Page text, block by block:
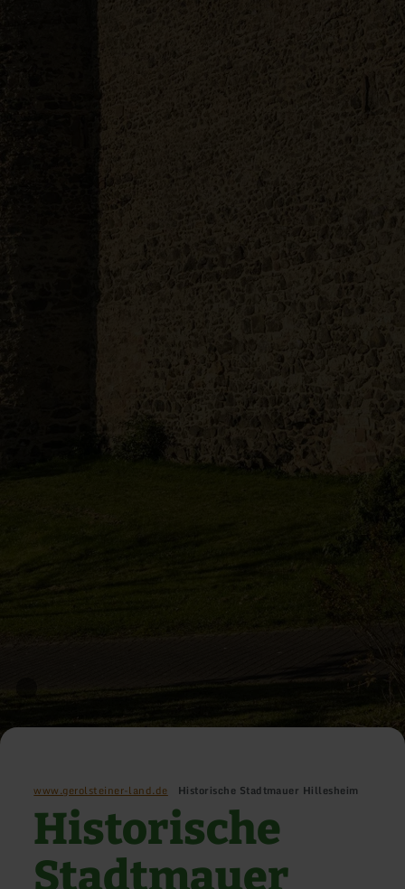
www.gerolsteiner-land.de Historische Stadtmauer Hillesheim
Historische
Stadtmauer